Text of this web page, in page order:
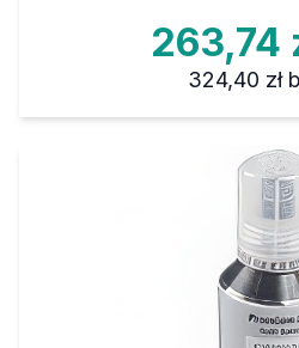
263,74
324,40 zł